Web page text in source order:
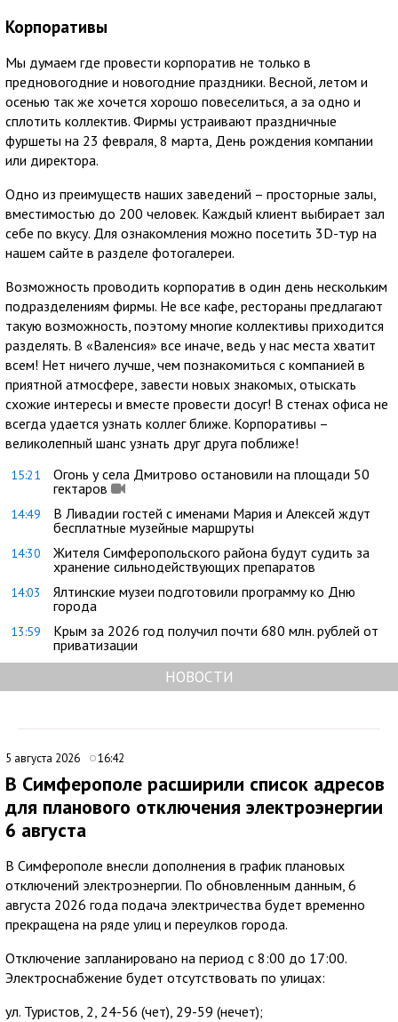
Корпоративы
Мы думаем где провести корпоратив не только в
предновогодние и новогодние праздники. Весной, летом и
осенью так же хочется хорошо повеселиться, а за одно и
сплотить коллектив. Фирмы устраивают праздничные
фуршеты на 23 февраля, 8 марта, День рождения компании
или директора.
Одно из преимуществ наших заведений – просторные залы,
вместимостью до 200 человек. Каждый клиент выбирает зал
себе по вкусу. Для ознакомления можно посетить 3D-тур на
нашем сайте в разделе фотогалереи.
Возможность проводить корпоратив в один день нескольким
подразделениям фирмы. Не все кафе, рестораны предлагают
такую возможность, поэтому многие коллективы приходится
разделять. В «Валенсия» все иначе, ведь у нас места хватит
всем! Нет ничего лучше, чем познакомиться с компанией в
приятной атмосфере, завести новых знакомых, отыскать
схожие интересы и вместе провести досуг! В стенах офиса не
всегда удается узнать коллег ближе. Корпоративы –
великолепный шанс узнать друг друга поближе!
15:21
Огонь у села Дмитрово остановили на площади 50
гектаров
14:49
В Ливадии гостей с именами Мария и Алексей ждут
бесплатные музейные маршруты
14:30
Жителя Симферопольского района будут судить за
хранение сильнодействующих препаратов
14:03
Ялтинские музеи подготовили программу ко Дню
города
13:59
Крым за 2026 год получил почти 680 млн. рублей от
приватизации
НОВОСТИ
5 августа 2026 16:42
В Симферополе расширили список адресов
для планового отключения электроэнергии
6 августа
В Симферополе внесли дополнения в график плановых
отключений электроэнергии. По обновленным данным, 6
августа 2026 года подача электричества будет временно
прекращена на ряде улиц и переулков города.
Отключение запланировано на период с 8:00 до 17:00.
Электроснабжение будет отсутствовать по улицах:
ул. Туристов, 2, 24-56 (чет), 29-59 (нечет);